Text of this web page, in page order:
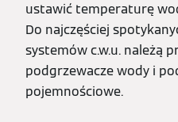
ustawić temperaturę
Do najczęściej
systemów c.w.u. należą
podgrzewacze wody i
pojemnościowe.